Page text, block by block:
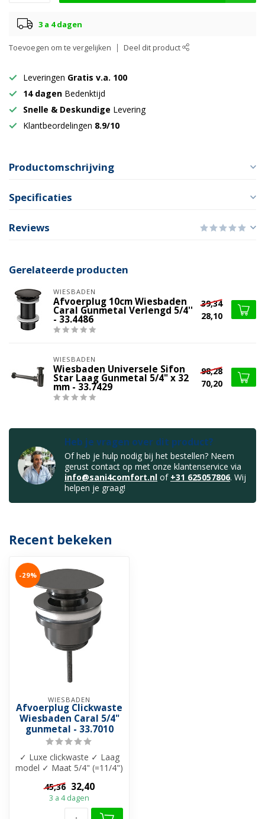
3 a 4 dagen
Toevoegen om te vergelijken Deel dit product
Leveringen Gratis v.a. 100
14 dagen Bedenktijd
Snelle & Deskundige Levering
Klantbeordelingen 8.9/10
Productomschrijving
Specificaties
Reviews
Gerelateerde producten
WIESBADEN
Afvoerplug 10cm Wiesbaden
Caral Gunmetal Verlengd 5/4''
- 33.4486
39,34
28,10
WIESBADEN
Wiesbaden Universele Sifon
Star Laag Gunmetal 5/4" x 32
mm - 33.7429
98,28
70,20
Heb je vragen over dit product?
Of heb je hulp nodig bij het bestellen? Neem
gerust contact op met onze klantenservice via
info@sani4comfort.nl of +31 625057806. Wij
helpen je graag!
Recent bekeken
-29%
WIESBADEN
Afvoerplug Clickwaste
Wiesbaden Caral 5/4"
gunmetal - 33.7010
✓ Luxe clickwaste ✓ Laag
model ✓ Maat 5/4" (=11/4")
Geschikt...
45,36 32,40
3 a 4 dagen